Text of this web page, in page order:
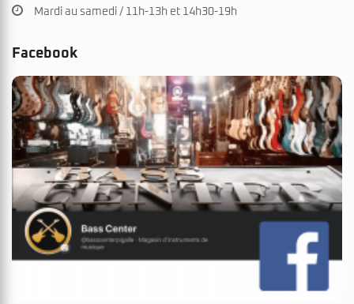
Mardi au samedi / 11h-13h et 14h30-19h
Facebook